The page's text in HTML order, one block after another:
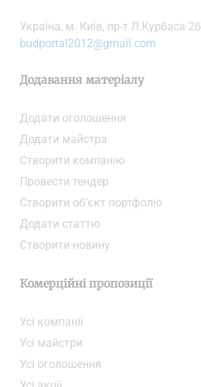
Українa, м. Київ, пр-т Л.Курбаса 2б
budportal2012@gmail.com
Додавання матеріалу
Додати oголошення
Додати майстра
Створити компанiю
Провести тендер
Створити об’єкт портфоліо
Додати статтю
Створити новину
Комерційні пропозиції
Усі компанії
Усі майстри
Усі оголошення